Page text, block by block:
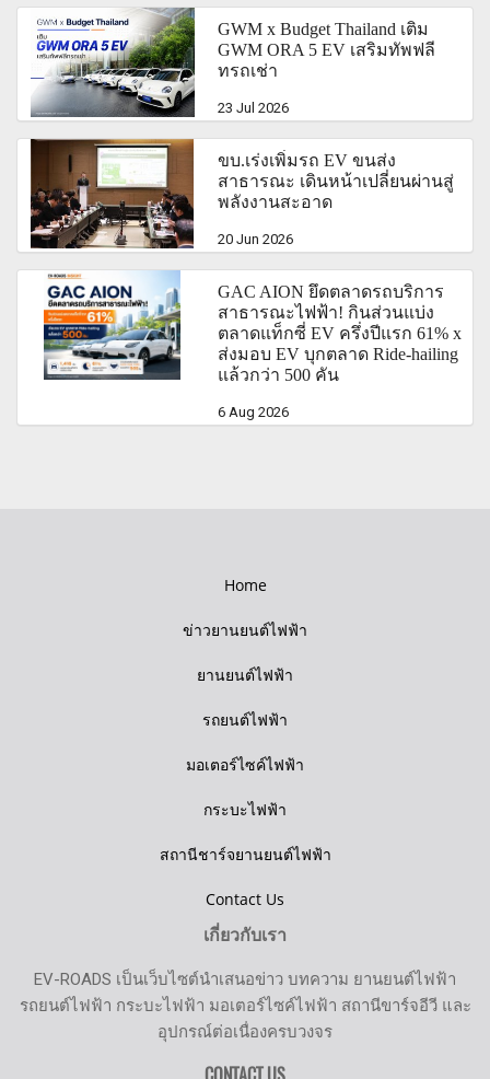
GWM x Budget Thailand เติม
GWM ORA 5 EV เสริมทัพฟลี
ทรถเช่า
23 Jul 2026
ขบ.เร่งเพิ่มรถ EV ขนส่ง
สาธารณะ เดินหน้าเปลี่ยนผ่านสู่
พลังงานสะอาด
20 Jun 2026
GAC AION ยึดตลาดรถบริการ
สาธารณะไฟฟ้า! กินส่วนแบ่ง
ตลาดแท็กซี่ EV ครึ่งปีแรก 61% x
ส่งมอบ EV บุกตลาด Ride-hailing
แล้วกว่า 500 คัน
6 Aug 2026
Home
ข่าวยานยนต์ไฟฟ้า
ยานยนต์ไฟฟ้า
รถยนต์ไฟฟ้า
มอเตอร์ไซค์ไฟฟ้า
กระบะไฟฟ้า
สถานีชาร์จยานยนต์ไฟฟ้า
Contact Us
เกี่ยวกับเรา
EV-ROADS เป็นเว็บไซต์นำเสนอข่าว บทความ ยานยนต์ไฟฟ้า
รถยนต์ไฟฟ้า กระบะไฟฟ้า มอเตอร์ไซค์ไฟฟ้า สถานีขาร์จอีวี และ
อุปกรณ์ต่อเนื่องครบวงจร